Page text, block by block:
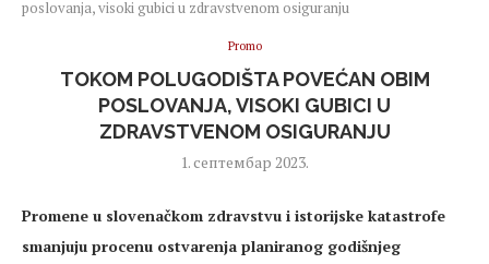
poslovanja, visoki gubici u zdravstvenom osiguranju
Promo
TOKOM POLUGODIŠTA POVEĆAN OBIM
POSLOVANJA, VISOKI GUBICI U
ZDRAVSTVENOM OSIGURANJU
1. септембар 2023.
Promene u slovenačkom zdravstvu i istorijske katastrofe
smanjuju procenu ostvarenja planiranog godišnjeg